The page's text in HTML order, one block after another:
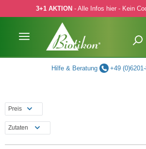
Hauptinhalt springen
Zur Suche springen
Zur Hauptnavigation springen
3+1 AKTION - Alle Infos hier - Kein
Hilfe & Beratung +49
Preis
Zutaten